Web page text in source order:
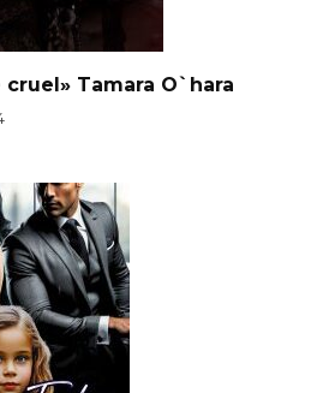
cruel» Tamara O`hara